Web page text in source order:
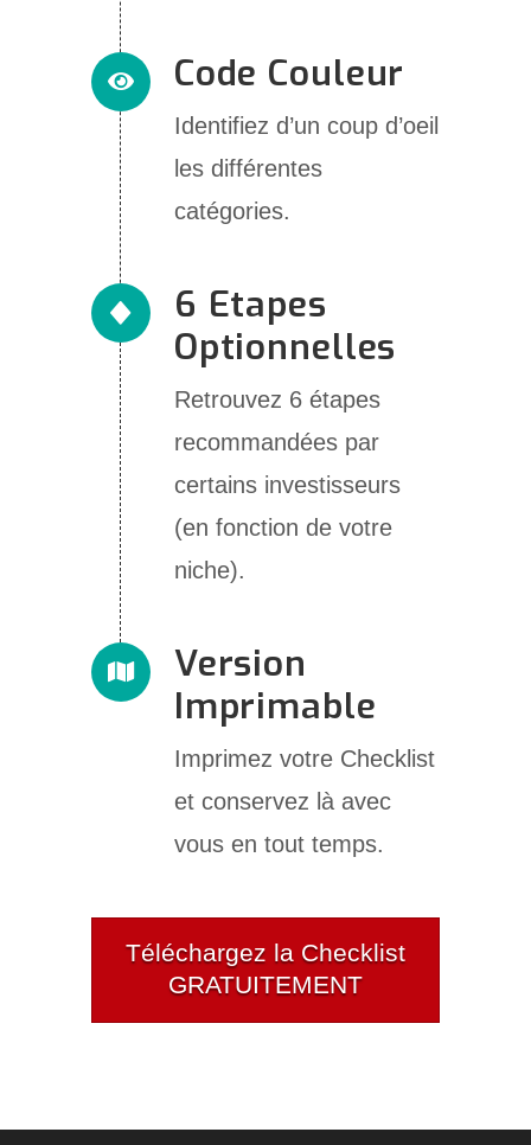
Code Couleur
Identifiez d’un coup d’oeil
les différentes
catégories.
6 Etapes
Optionnelles
Retrouvez 6 étapes
recommandées par
certains investisseurs
(en fonction de votre
niche).
Version
Imprimable
Imprimez votre Checklist
et conservez là avec
vous en tout temps.
Téléchargez la Checklist
GRATUITEMENT